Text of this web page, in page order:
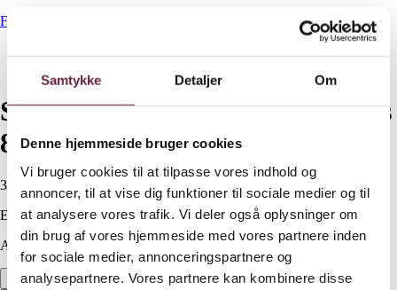
Samtykke Detaljer Om
Denne hjemmeside bruger cookies
Vi bruger cookies til at tilpasse vores indhold og
annoncer, til at vise dig funktioner til sociale medier og til
at analysere vores trafik. Vi deler også oplysninger om
din brug af vores hjemmeside med vores partnere inden
for sociale medier, annonceringspartnere og
analysepartnere. Vores partnere kan kombinere disse
Forside
Stelton Pilastro Long drikkeglas 8 stk
Stelton Pilastro Long drikkeglas
8 stk
300,00
Ekskl. moms
Available on backorder
Stelton Pilastro Long drikkeglas 8 stk antal